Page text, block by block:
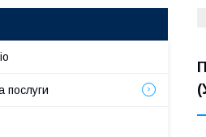
послуги